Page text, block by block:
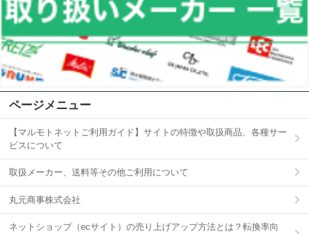
ページメニュー
【マルモトネットご利用ガイド】サイトの特徴や取扱商品、各種サー
ビスについて
取扱メーカー、送料等その他ご利用について
丸元商事株式会社
ネットショップ（ecサイト）の売り上げアップ方法とは？転換率向